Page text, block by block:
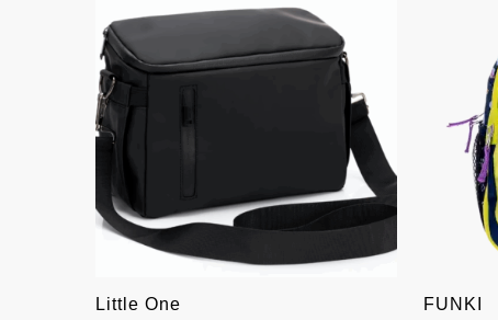
Little One FUNKI